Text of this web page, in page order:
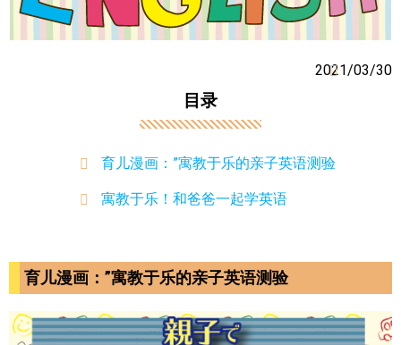
2021/03/30
目录
育儿漫画：”寓教于乐的亲子英语测验
寓教于乐！和爸爸一起学英语
育儿漫画：”寓教于乐的亲子英语测验